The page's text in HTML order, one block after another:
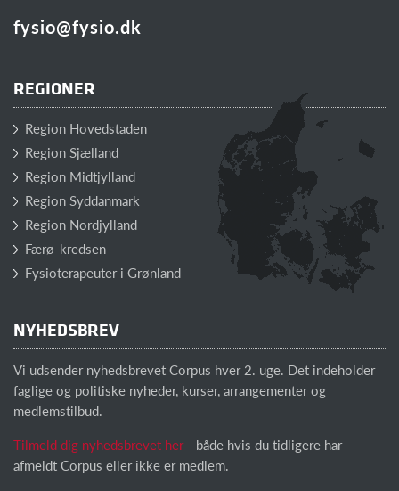
fysio@fysio.dk
REGIONER
Region Hovedstaden
Region Sjælland
Region Midtjylland
Region Syddanmark
Region Nordjylland
Færø-kredsen
Fysioterapeuter i Grønland
NYHEDSBREV
Vi udsender nyhedsbrevet Corpus hver 2. uge. Det indeholder
faglige og politiske nyheder, kurser, arrangementer og
medlemstilbud.
Tilmeld dig nyhedsbrevet her- både hvis du tidligere har
afmeldt Corpus eller ikke er medlem.